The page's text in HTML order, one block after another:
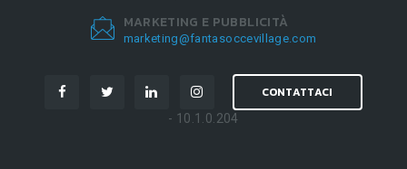
MARKETING E PUBBLICITÀ
marketing@fantasoccevillage.com
CONTATTACI
- 10.1.0.204